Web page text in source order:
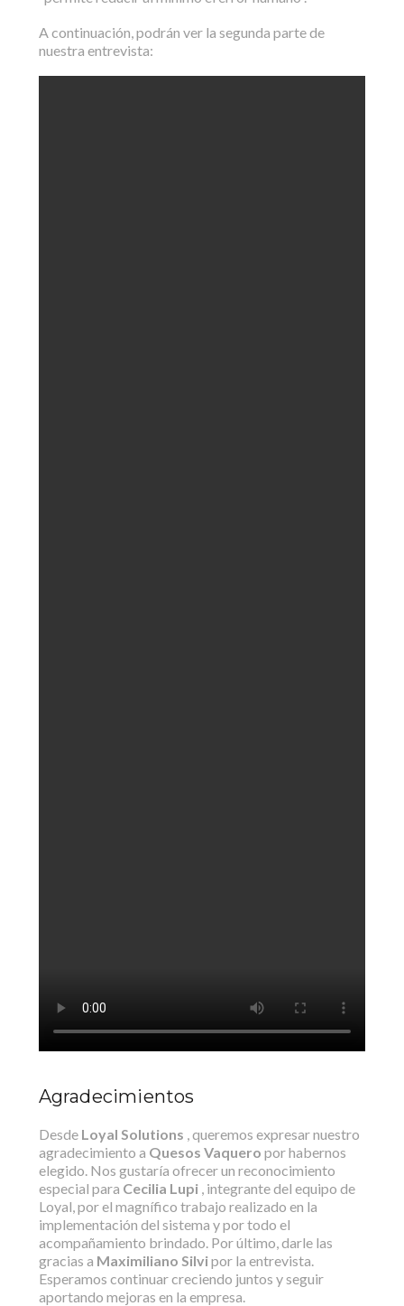
A continuación, podrán ver la segunda parte de
nuestra entrevista:
Agradecimientos
Desde Loyal Solutions , queremos expresar nuestro
agradecimiento a Quesos Vaquero por habernos
elegido. Nos gustaría ofrecer un reconocimiento
especial para Cecilia Lupi , integrante del equipo de
Loyal, por el magnífico trabajo realizado en la
implementación del sistema y por todo el
acompañamiento brindado. Por último, darle las
gracias a Maximiliano Silvipor la entrevista.
Esperamos continuar creciendo juntos y seguir
aportando mejoras en la empresa.